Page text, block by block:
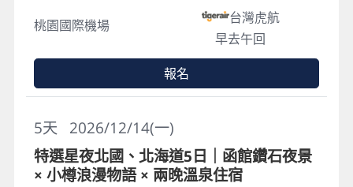
桃園國際機場
台灣虎航
早去午回
報名
2026/12/14(一)
5天
特選星夜北國、北海道5日｜函館鑽石夜景
× 小樽浪漫物語 × 兩晚溫泉住宿